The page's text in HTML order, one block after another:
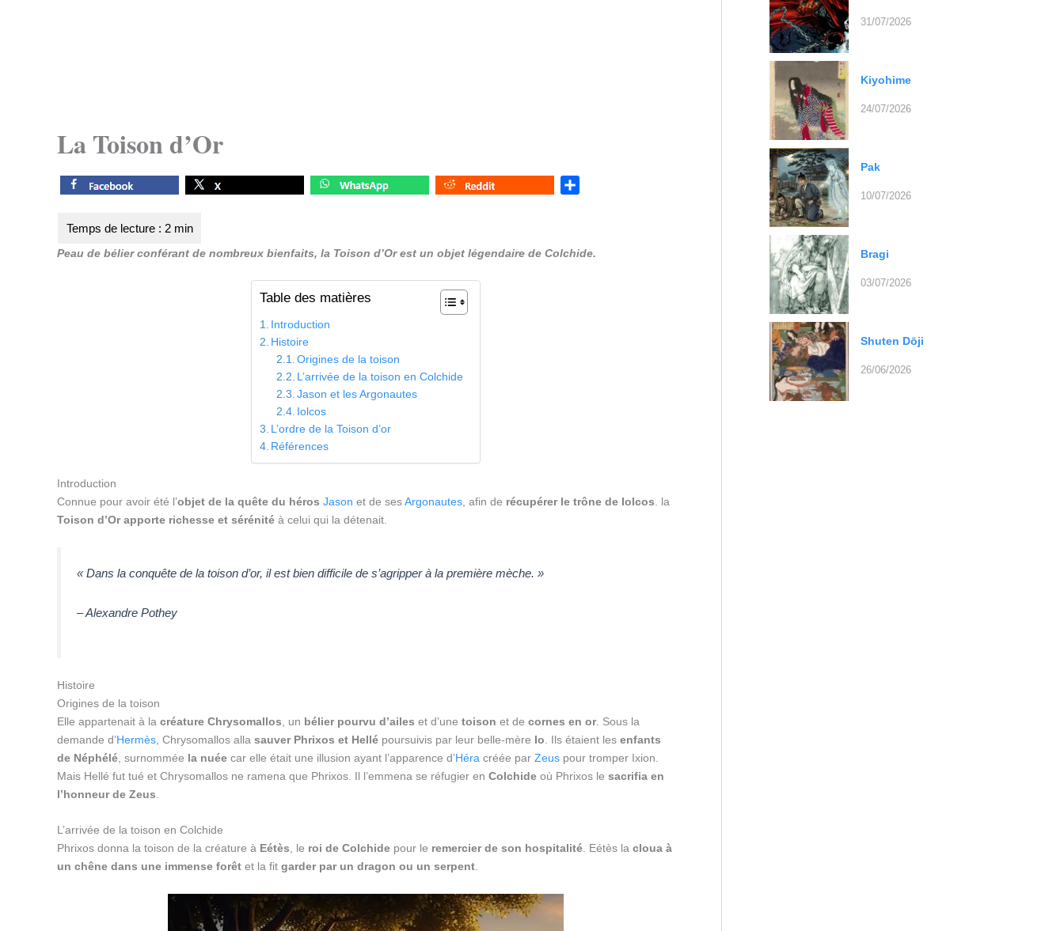
La Toison d’Or
e
Peau de bélier conférant de nombreux bienfaits, la Toison d’Or est un objet légendaire de Colchide.
Table des matières
Introduction
Histoire
Origines de la toison
L’arrivée de la toison en Colchide
Jason et les Argonautes
Iolcos
L’ordre de la Toison d’or
Références
Introduction
Connue pour avoir été l’objet de la quête du héros Jason et de sesArgonautes, afin de récupérer le trône de Iolcos. la
Toison d’Or apporte richesse et sérénité à celui qui la détenait.
« Dans la conquête de la toison d’or, il est bien difficile de s’agripper à la première mèche. »
– Alexandre Pothey
Histoire
Origines de la toison
Elle appartenait à la créature Chrysomallos , un bélier pourvu d’ailes et d’une toison et de cornes en or. Sous la
demande d’Hermès , Chrysomallos alla sauver Phrixos et Hellé poursuivis par leur belle-mère Io . Ils étaient les enfants
de Néphélé , surnommée la nuée car elle était une illusion ayant l’apparence d’Héra créée par Zeus pour tromper Ixion.
Mais Hellé fut tué et Chrysomallos ne ramena que Phrixos. Il l’emmena se réfugier en Colchide où Phrixos le sacrifia en
l’honneur de Zeus
L’arrivée de la toison en Colchide
Phrixos donna la toison de la créature à Eétès, le roi de Colchide pour le remercier de son hospitalité. Eétès la cloua à
un chêne dans une immense forêt et la fit garder par un dragon ou un serpent.
31/07/2026
Kiyohime
24/07/2026
Pak
10/07/2026
Bragi
03/07/2026
Shuten Dōji
26/06/2026